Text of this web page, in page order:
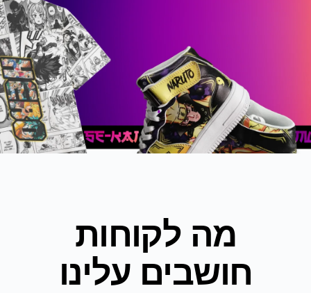
מה לקוחות
חושבים עלינו